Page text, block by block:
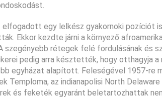
elfogadott egy lelkész gyakornoki pozíciót
Ekkor kezdte járni a környező
rétegek felé fordulásának és
pedig arra késztették, hogy otthagyja
egyházat alapított. Feleségével 1957-re
Temploma, az indianapolisi North
és feketék egyaránt beletartozhattak